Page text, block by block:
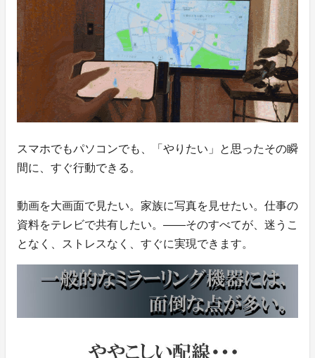
スマホでもパソコンでも、「やりたい」と思ったその瞬
間に、すぐ行動できる。
動画を大画面で見たい。家族に写真を見せたい。仕事の
資料をテレビで共有したい。――そのすべてが、迷うこ
となく、ストレスなく、すぐに実現できます。